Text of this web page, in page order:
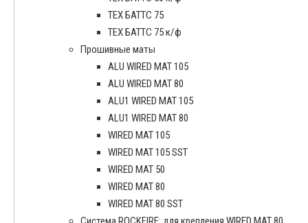
ТЕХ БАТТС 75
ТЕХ БАТТС 75 к/ф
Прошивные маты
ALU WIRED MAT 105
ALU WIRED MAT 80
ALU1 WIRED MAT 105
ALU1 WIRED MAT 80
WIRED MAT 105
WIRED MAT 105 SST
WIRED MAT 50
WIRED MAT 80
WIRED MAT 80 SST